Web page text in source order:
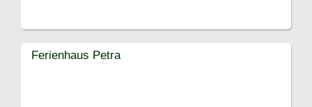
Ferienhaus Petra